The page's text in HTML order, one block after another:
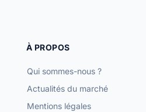
À PROPOS
Qui sommes-nous ?
Actualités du marché
Mentions légales